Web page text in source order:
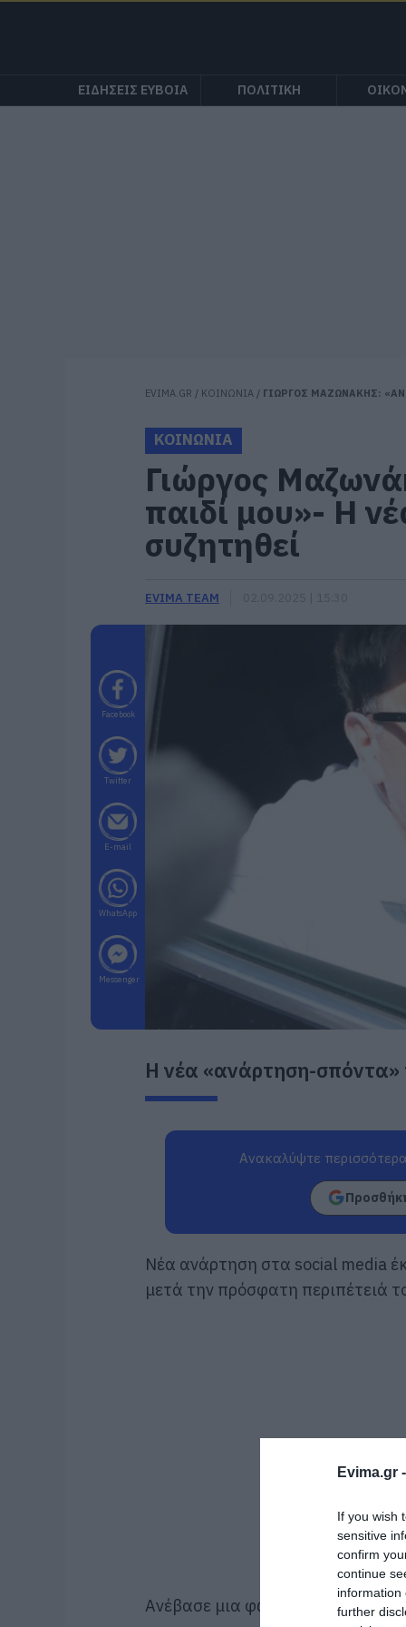
Evima.gr -
If you wish
sensitive
confirm
continue
information
further
ΕΙΔΗΣΕΙΣ ΕΥΒΟΙΑ ΠΟΛΙΤΙΚΗ
EVIMA.GR / ΚΟΙΝΩΝΙΑ / ΓΙΩΡΓΟΣ ΜΑΖΩΝΑΚΗΣ:
ΚΟΙΝΩΝΙΑ
Γιώργος
παιδί μου»- Η
συζητηθεί
EVIMA TEAM
Facebook
Twitter
E-mail
WhatsApp
Messenger
Η νέα «ανάρτηση-σπόντα»
Ανακαλύψτε
Νέα ανάρτηση στα social media
μετά την πρόσφατη περιπέτειά
Ανέβασε μια φωτογραφία του σε